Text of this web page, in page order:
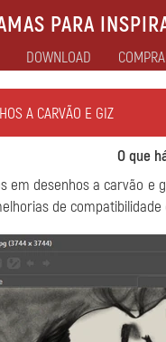
PARA
DOWNLOAD
A CARVÃO E GIZ
O que
em desenhos a carvão e
de